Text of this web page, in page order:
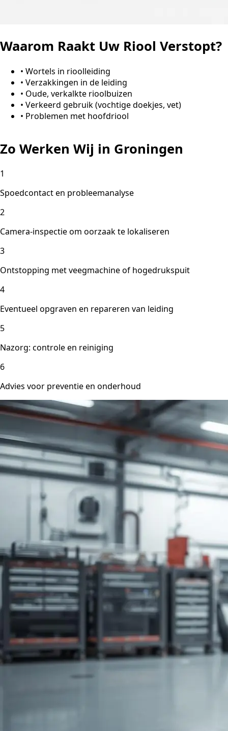
Waarom Raakt Uw Riool Verstopt?
• Wortels in rioolleiding
• Verzakkingen in de leiding
• Oude, verkalkte rioolbuizen
• Verkeerd gebruik (vochtige doekjes, vet)
• Problemen met hoofdriool
Zo Werken Wij in Groningen
1
Spoedcontact en probleemanalyse
2
Camera-inspectie om oorzaak te lokaliseren
3
Ontstopping met veegmachine of hogedrukspuit
4
Eventueel opgraven en repareren van leiding
5
Nazorg: controle en reiniging
6
Advies voor preventie en onderhoud